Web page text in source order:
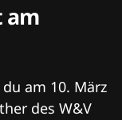
am 10. März
des W&V